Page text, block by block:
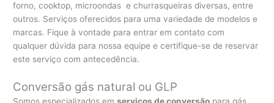
forno, cooktop, microondas e churrasqueiras diversas, entre
outros. Serviços oferecidos para uma variedade de modelos e
marcas. Fique à vontade para entrar em contato com
qualquer dúvida para nossa equipe e certifique-se de reservar
este serviço com antecedência.
Conversão gás natural ou GLP